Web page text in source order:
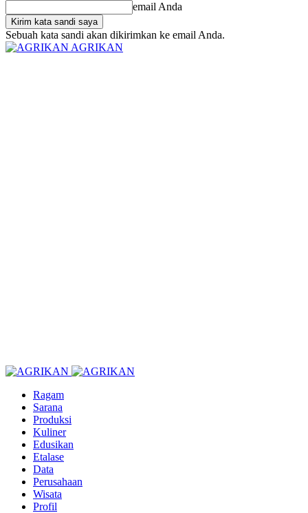
email Anda
Sebuah kata sandi akan dikirimkan ke email Anda.
AGRIKAN
Ragam
Sarana
Produksi
Kuliner
Edusikan
Etalase
Data
Perusahaan
Wisata
Profil